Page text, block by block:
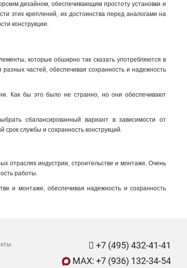
дизайном, обеспечивающим простоту установки и
этих креплений, их достоинства перед аналогами на
конструкции.
которые обширно так сказать употребляются в
частей, обеспечивая сохранность и надежность
Как бы это было не странно, но они обеспечивают
сбалансированный вариант в зависимости от
срок службы и сохранность конструкций.
отраслях индустрии, строительстве и монтаже. Очень
работы.
и монтаже, обеспечивая надежность и сохранность
+7 (495) 432-41-41
MAX: +7 (936) 132-34-54